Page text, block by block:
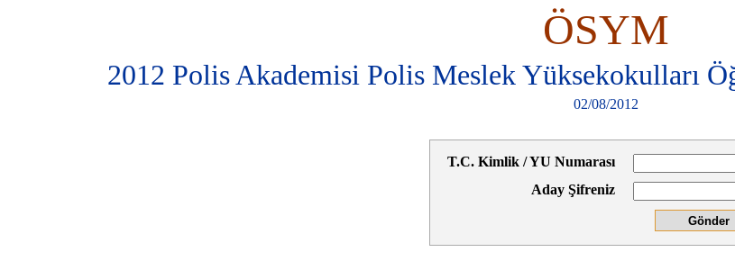
ÖSYM
2012 Polis Akademisi Polis Meslek Yüksekokulları
02/08/2012
T.C. Kimlik / YU Numarası
Aday Şifreniz